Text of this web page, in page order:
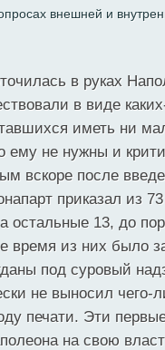
внешней и
в руках
в виде
иметь ни
ему не нужны и
вскоре после
приказал из
а остальные 13, до
время из них было
под суровый
не выносил чего-
печати. Эти
на свою